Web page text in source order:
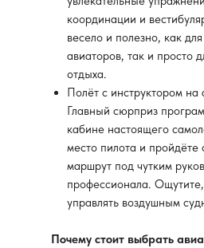
координации и
весело и полезно, как
авиаторов, так и просто
отдыха.
Полёт с инструктором на
Главный сюрприз
кабине настоящего
место пилота и пройдёте
маршрут под чутким
профессионала.
управлять воздушным
Почему стоит выбрать